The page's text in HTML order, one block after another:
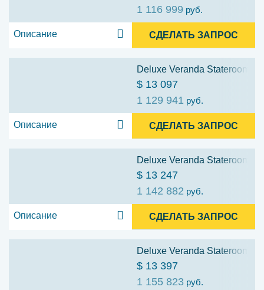
1 116 999 руб.
Описание СДЕЛАТЬ ЗАПРОС
Deluxe Veranda Stateroom
$ 13 097
1 129 941 руб.
Описание СДЕЛАТЬ ЗАПРОС
Deluxe Veranda Stateroom
$ 13 247
1 142 882 руб.
Описание СДЕЛАТЬ ЗАПРОС
Deluxe Veranda Stateroom
$ 13 397
1 155 823 руб.